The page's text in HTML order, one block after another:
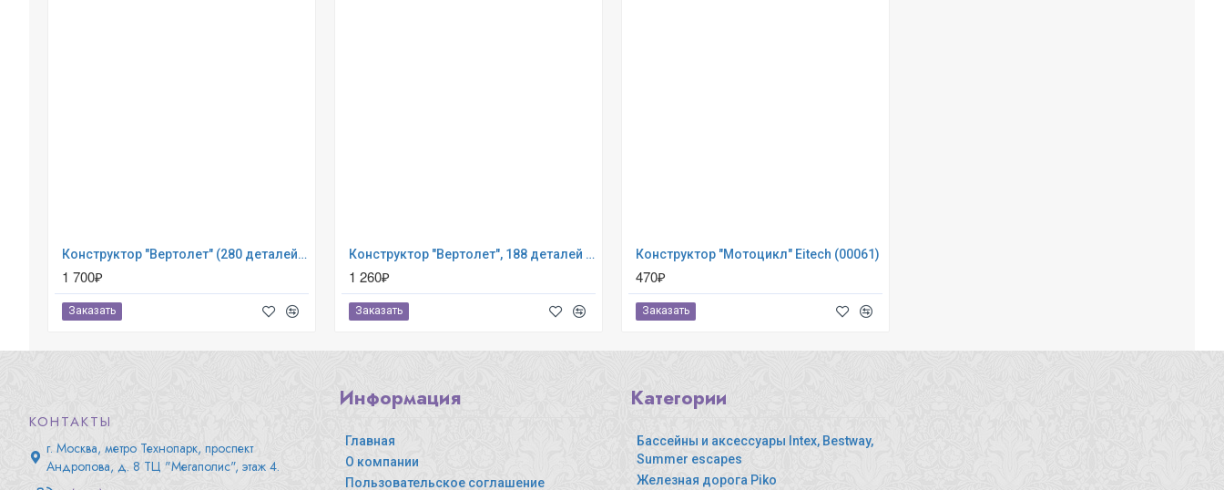
Конструктор "Вертолет" (280 деталей) Eitech (00332)
1 700₽
Заказать
Конструктор "Вертолет", 188 деталей Eitech (00072)
1 260₽
Заказать
Конструктор "Мотоцикл" Eitech (00061)
470₽
Заказать
КОНТАКТЫ
г. Москва, метро Технопарк, проспект
Андропова, д. 8 ТЦ "Мегаполис", этаж 4.
Информация
Главная
О компании
Пользовательское соглашение
Категории
Бассейны и аксессуары Intex, Bestway,
Summer escapes
Железная дорога Piko